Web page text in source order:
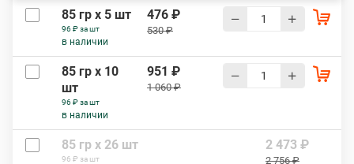
85 гр х 5 шт
96 ₽ за шт
в наличии
476 ₽
530 ₽
85 гр х 10
шт
96 ₽ за шт
в наличии
951 ₽
1 060 ₽
85 гр х 26 шт
96 ₽ за шт
2 473 ₽
2 756 ₽